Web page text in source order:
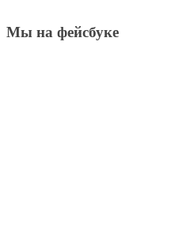
Мы на фейсбуке